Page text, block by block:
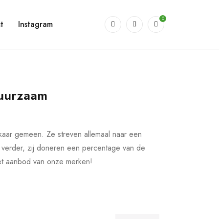
Instagram
0
gemeen. Ze streven allemaal naar een
zij doneren een percentage van de
van onze merken!